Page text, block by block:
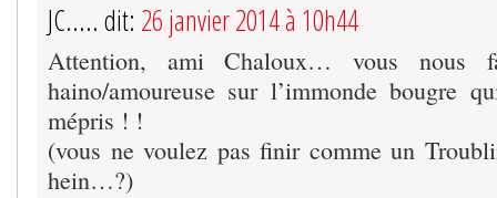
JC..... dit: 26 janvier 2014 à 10h44
Attention, ami Chaloux… vous nous
haino/amoureuse sur l’immonde bougre
mépris ! !
(vous ne voulez pas finir comme un
hein…?)